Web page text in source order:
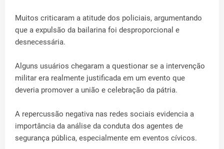
Muitos criticaram a atitude dos policiais, argumentando
que a expulsão da bailarina foi desproporcional e
desnecessária.
Alguns usuários chegaram a questionar se a intervenção
militar era realmente justificada em um evento que
deveria promover a união e celebração da pátria.
A repercussão negativa nas redes sociais evidencia a
importância da análise da conduta dos agentes de
segurança pública, especialmente em eventos cívicos.